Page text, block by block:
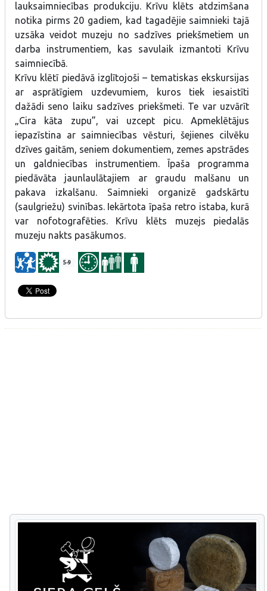
lauksaimniecības produkciju. Krīvu klēts atdzimšana
notika pirms 20 gadiem, kad tagadējie saimnieki tajā
uzsāka veidot muzeju no sadzīves priekšmetiem un
darba instrumentiem, kas savulaik izmantoti Krīvu
saimniecībā.
Krīvu klētī piedāvā izglītojoši – tematiskas ekskursijas
ar asprātīgiem uzdevumiem, kuros tiek iesaistīti
dažādi seno laiku sadzīves priekšmeti. Te var uzvārīt
„Cira kāta zupu”, vai uzcept picu. Apmeklētājus
iepazīstina ar saimniecības vēsturi, šejienes cilvēku
dzīves gaitām, seniem dokumentiem, zemes apstrādes
un galdniecības instrumentiem. Īpaša programma
piedāvāta jaunlaulātajiem ar graudu malšanu un
pakava izkalšanu. Saimnieki organizē gadskārtu
(saulgriežu) svinības. Iekārtota īpaša retro istaba, kurā
var nofotografēties. Krīvu klēts muzejs piedalās
muzeju nakts pasākumos.
5-9